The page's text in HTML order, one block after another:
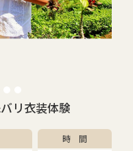
リ衣装体験
時 間